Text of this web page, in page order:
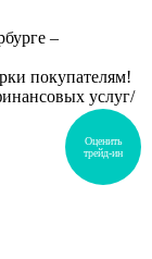
–
покупателям!
услуг/
Оценить
трейд-ин